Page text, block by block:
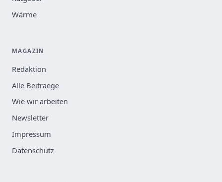
Wärme
MAGAZIN
Redaktion
Alle Beitraege
Wie wir arbeiten
Newsletter
Impressum
Datenschutz